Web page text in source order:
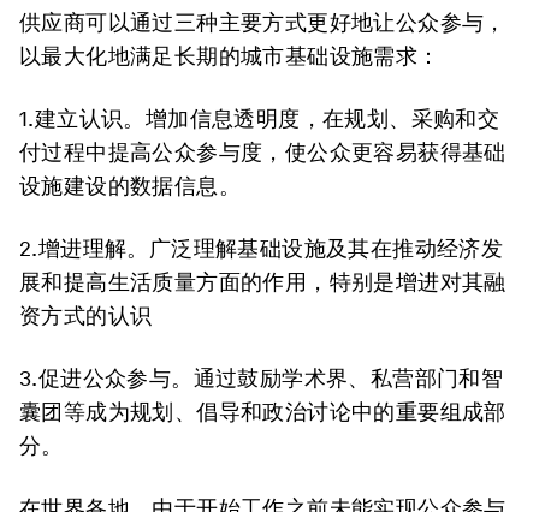
供应商可以通过三种主要方式更好地让公众参与，
以最大化地满足长期的城市基础设施需求：
1.建立认识。 增加信息透明度，在规划、采购和交
付过程中提高公众参与度，使公众更容易获得基础
设施建设的数据信息。
2.增进理解。广泛理解基础设施及其在推动经济发
展和提高生活质量方面的作用，特别是增进对其融
资方式的认识
3.促进公众参与。通过鼓励学术界、私营部门和智
囊团等成为规划、倡导和政治讨论中的重要组成部
分。